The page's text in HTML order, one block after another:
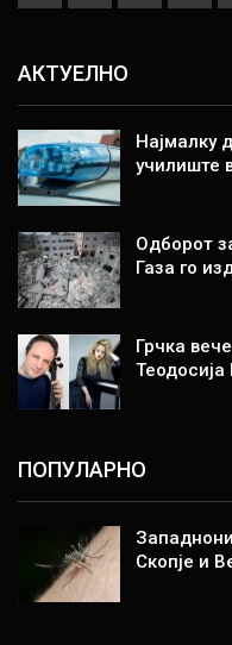
АКТУЕЛНО
Најмалку
училиште
Одборот
Газа го
Грчка
ПОПУЛАРНО
Скопје и